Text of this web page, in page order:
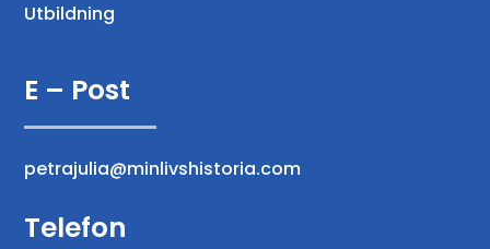
Utbildning
E – Post
petrajulia@minlivshistoria.com
Telefon